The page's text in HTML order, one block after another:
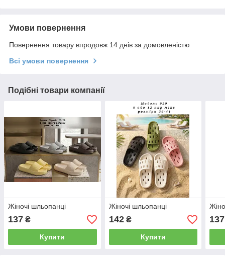
Умови повернення
Повернення товару впродовж 14 днів за домовленістю
Всі умови повернення
Подібні товари компанії
Жіночі шльопанці
137 ₴
Купити
Жіночі шльопанці
142₴
Купити
137